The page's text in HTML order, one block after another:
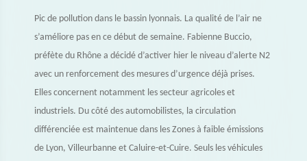
Pic de pollution dans le bassin lyonnais. La qualité de l’air ne
s’améliore pas en ce début de semaine. Fabienne Buccio,
préfète du Rhône a décidé d’activer hier le niveau d’alerte N2
avec un renforcement des mesures d’urgence déjà prises.
Elles concernent notamment les secteur agricoles et
industriels. Du côté des automobilistes, la circulation
différenciée est maintenue dans les Zones à faible émissions
de Lyon, Villeurbanne et Caluire-et-Cuire. Seuls les véhicules